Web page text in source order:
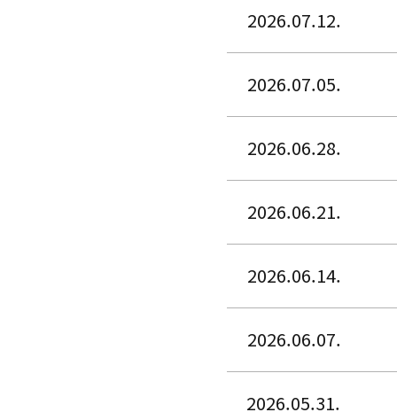
2026.07.12.
2026.07.05.
2026.06.28.
2026.06.21.
2026.06.14.
2026.06.07.
2026.05.31.